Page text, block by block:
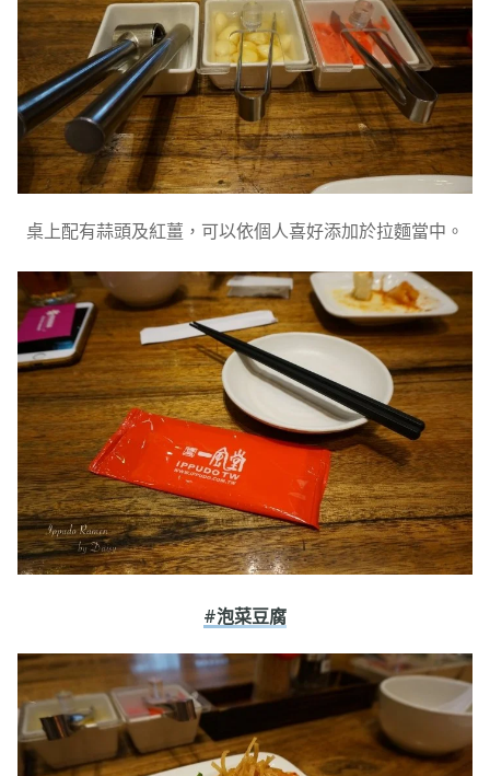
桌上配有蒜頭及紅薑，可以依個人喜好添加於拉麵當中。
#泡菜豆腐